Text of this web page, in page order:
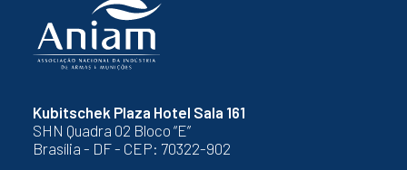
Kubitschek Plaza Hotel Sala 161
SHN Quadra 02 Bloco “E”
Brasília - DF - CEP: 70322-902